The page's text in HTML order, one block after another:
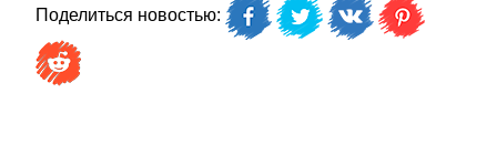
Поделиться новостью: